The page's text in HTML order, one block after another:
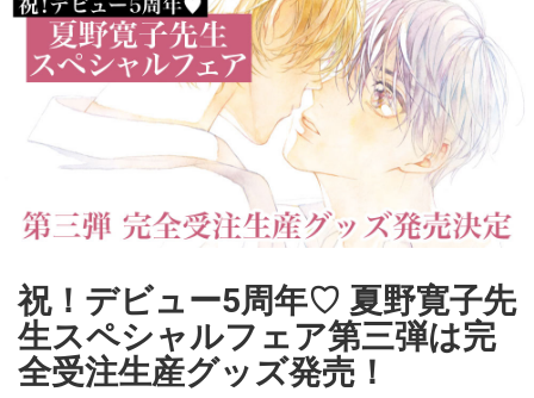
祝！デビュー5周年♡ 夏野寛子先
生スペシャルフェア第三弾は完
全受注生産グッズ発売！